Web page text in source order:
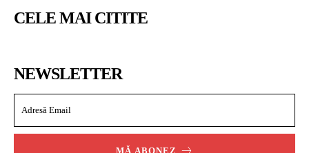
CELE MAI CITITE
NEWSLETTER
MĂ ABONEZ